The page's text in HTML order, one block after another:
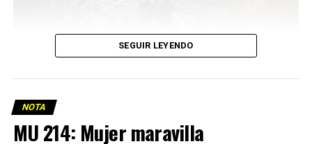
SEGUIR LEYENDO
NOTA
MU 214: Mujer maravilla